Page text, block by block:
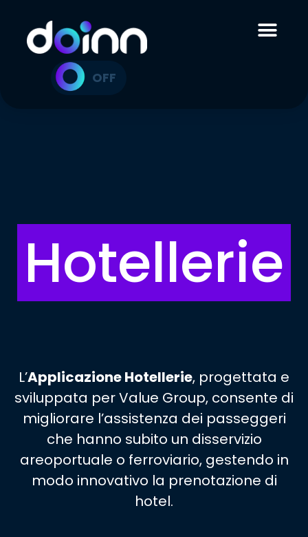
ON OFF
Hotellerie
L’Applicazione Hotellerie, progettata e
sviluppata per Value Group, consente di
migliorare l’assistenza dei passeggeri
che hanno subito un disservizio
areoportuale o ferroviario, gestendo in
modo innovativo la prenotazione di
hotel.